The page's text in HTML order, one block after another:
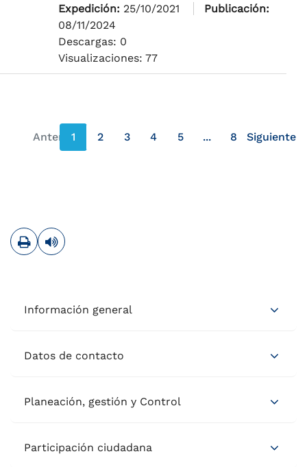
Expedición: 25/10/2021
Publicación:
08/11/2024
Descargas: 0
Visualizaciones: 77
Anterior
1 2 3 4 5 ... 8 Siguiente
ImprimirLeer contenido
Información general
Datos de contacto
Planeación, gestión y Control
Participación ciudadana